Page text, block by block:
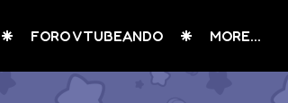
FORO VTUBEANDO MORE...